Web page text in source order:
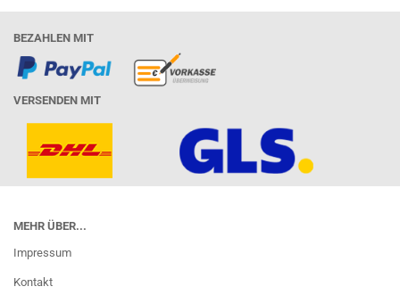
BEZAHLEN MIT
VERSENDEN MIT
MEHR ÜBER...
Impressum
Kontakt